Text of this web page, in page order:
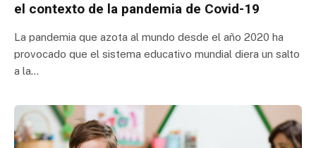
el contexto de la pandemia de Covid-19
La pandemia que azota al mundo desde el año 2020 ha
provocado que el sistema educativo mundial diera un salto
a la…